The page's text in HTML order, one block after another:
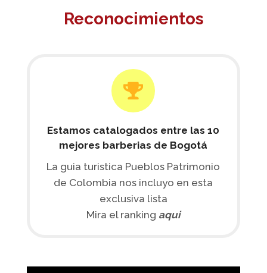
Reconocimientos
Estamos catalogados entre las 10
mejores barberias de Bogotá
La guia turistica Pueblos Patrimonio
de Colombia nos incluyo en esta
exclusiva lista
Mira el ranking aqui